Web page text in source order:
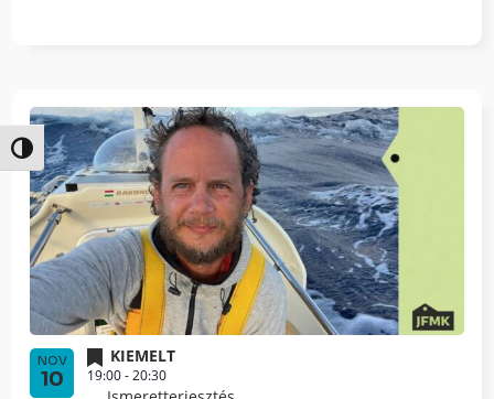
Nagy kontraszt váltása
NOV
10
KIEMELT
19:00-20:30